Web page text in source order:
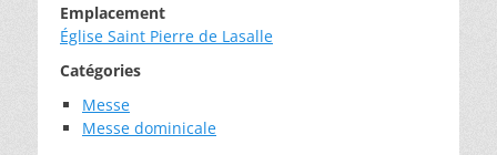
Emplacement
Église Saint Pierre de Lasalle
Catégories
Messe
Messe dominicale